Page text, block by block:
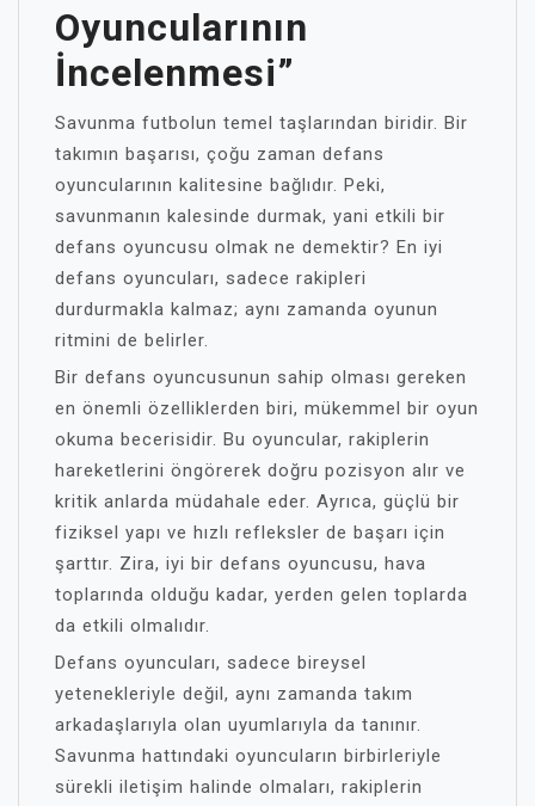
Oyuncularının
İncelenmesi”
Savunma futbolun temel taşlarından biridir. Bir
takımın başarısı, çoğu zaman defans
oyuncularının kalitesine bağlıdır. Peki,
savunmanın kalesinde durmak, yani etkili bir
defans oyuncusu olmak ne demektir? En iyi
defans oyuncuları, sadece rakipleri
durdurmakla kalmaz; aynı zamanda oyunun
ritmini de belirler.
Bir defans oyuncusunun sahip olması gereken
en önemli özelliklerden biri, mükemmel bir oyun
okuma becerisidir. Bu oyuncular, rakiplerin
hareketlerini öngörerek doğru pozisyon alır ve
kritik anlarda müdahale eder. Ayrıca, güçlü bir
fiziksel yapı ve hızlı refleksler de başarı için
şarttır. Zira, iyi bir defans oyuncusu, hava
toplarında olduğu kadar, yerden gelen toplarda
da etkili olmalıdır.
Defans oyuncuları, sadece bireysel
yetenekleriyle değil, aynı zamanda takım
arkadaşlarıyla olan uyumlarıyla da tanınır.
Savunma hattındaki oyuncuların birbirleriyle
sürekli iletişim halinde olmaları, rakiplerin